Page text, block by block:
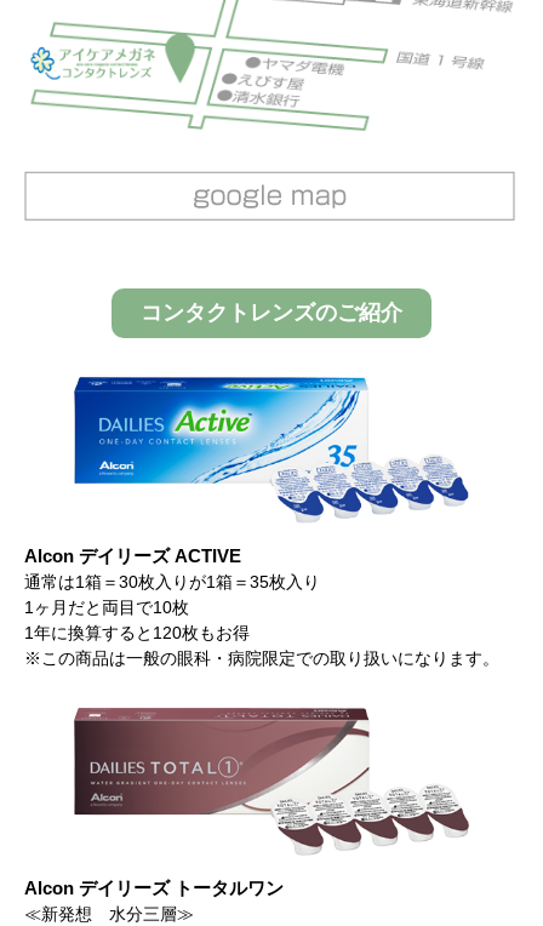
コンタクトレンズのご紹介
Alcon デイリーズ ACTIVE
通常は1箱＝30枚入りが1箱＝35枚入り
1ヶ月だと両目で10枚
1年に換算すると120枚もお得
※この商品は一般の眼科・病院限定での取り扱いになります。
Alcon デイリーズ トータルワン
≪新発想 水分三層≫